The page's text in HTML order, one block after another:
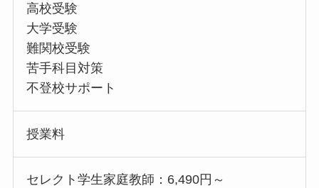
高校受験
大学受験
難関校受験
苦手科目対策
不登校サポート
授業料
セレクト学生家庭教師：6,490円～